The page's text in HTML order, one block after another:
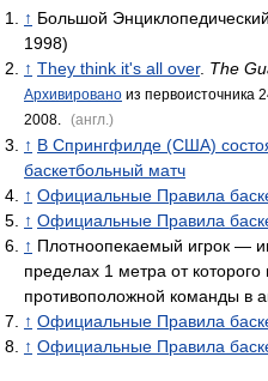
↑ Большой
1998)
↑ They think it's all over. The
Архивировано из первоисточника
2008.
(англ.)
↑ В Спрингфилде (США)
баскетбольный матч
↑ Официальные Правила
↑ Официальные Правила
↑ Плотноопекаемый игрок —
пределах 1 метра от которого
противоположной команды в
↑ Официальные Правила
↑ Официальные Правила